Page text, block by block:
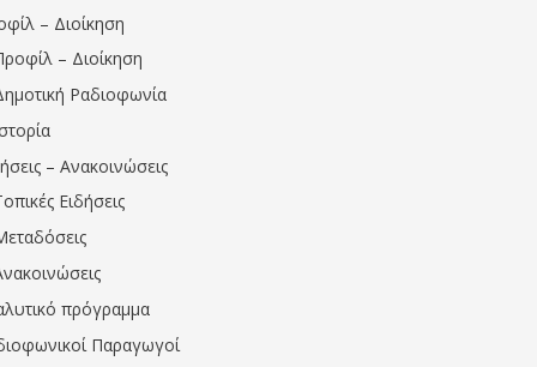
– Διοίκηση
– Διοίκηση
Ραδιοφωνία
– Ανακοινώσεις
Ειδήσεις
πρόγραμμα
Παραγωγοί